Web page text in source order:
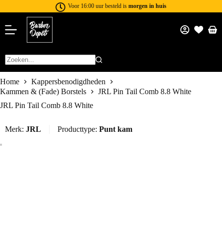
Voor 16:00 uur besteld is morgen in huis
Home
Kappersbenodigdheden
Kammen & (Fade) Borstels
JRL Pin Tail Comb 8.8 White
JRL Pin Tail Comb 8.8 White
Merk: JRL Producttype: Punt kam